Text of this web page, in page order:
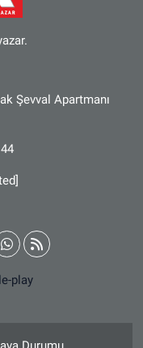
Şevval Apartmanı